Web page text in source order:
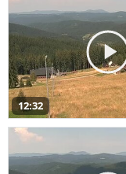
12:32